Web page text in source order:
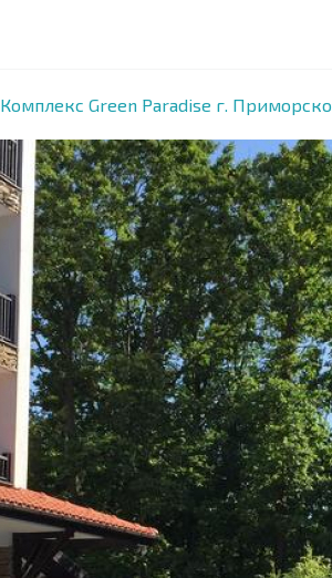
Комплекс Green Paradise г. Приморско